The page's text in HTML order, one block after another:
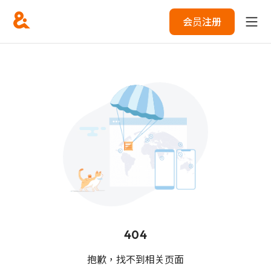
会员注册
404
抱歉，找不到相关页面